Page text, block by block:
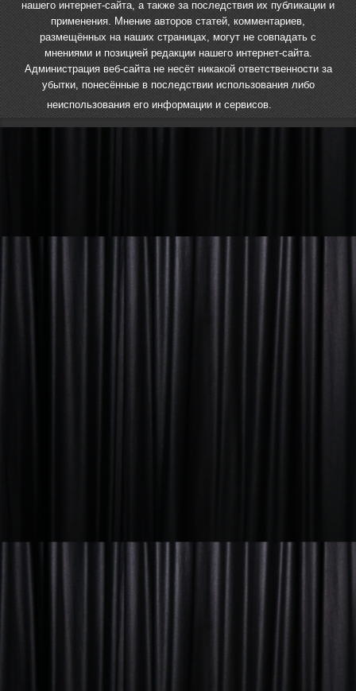
нашего интернет-сайта, а также за последствия их публикации и
применения. Мнение авторов статей, комментариев,
размещённых на наших страницах, могут не совпадать с
мнениями и позицией редакции нашего интернет-сайта.
Администрация веб-сайта не несёт никакой ответственности за
убытки, понесённые в последствии использования либо
неиспользования его информации и сервисов.